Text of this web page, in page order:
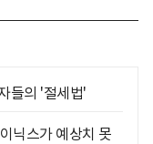
들의 '절세법'
닉스가 예상치 못